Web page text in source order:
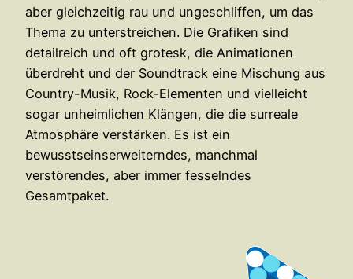
aber gleichzeitig rau und ungeschliffen, um das
Thema zu unterstreichen. Die Grafiken sind
detailreich und oft grotesk, die Animationen
überdreht und der Soundtrack eine Mischung aus
Country-Musik, Rock-Elementen und vielleicht
sogar unheimlichen Klängen, die die surreale
Atmosphäre verstärken. Es ist ein
bewusstseinserweiterndes, manchmal
verstörendes, aber immer fesselndes
Gesamtpaket.